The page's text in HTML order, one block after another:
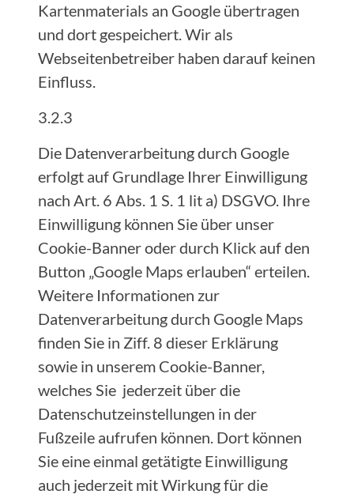
Kartenmaterials an Google übertragen
und dort gespeichert. Wir als
Webseitenbetreiber haben darauf keinen
Einfluss.
3.2.3
Die Datenverarbeitung durch Google
erfolgt auf Grundlage Ihrer Einwilligung
nach Art. 6 Abs. 1 S. 1 lit a) DSGVO. Ihre
Einwilligung können Sie über unser
Cookie-Banner oder durch Klick auf den
Button „Google Maps erlauben“ erteilen.
Weitere Informationen zur
Datenverarbeitung durch Google Maps
finden Sie in Ziff. 8 dieser Erklärung
sowie in unserem Cookie-Banner,
welches Sie jederzeit über die
Datenschutzeinstellungen in der
Fußzeile aufrufen können. Dort können
Sie eine einmal getätigte Einwilligung
auch jederzeit mit Wirkung für die